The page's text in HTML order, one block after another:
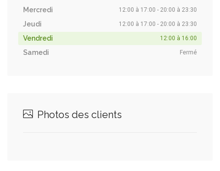
Mercredi 12:00 à 17:00 - 20:00 à 23:30
Jeudi 12:00 à 17:00 - 20:00 à 23:30
Vendredi 12:00 à 16:00
Samedi Fermé
Photos des clients